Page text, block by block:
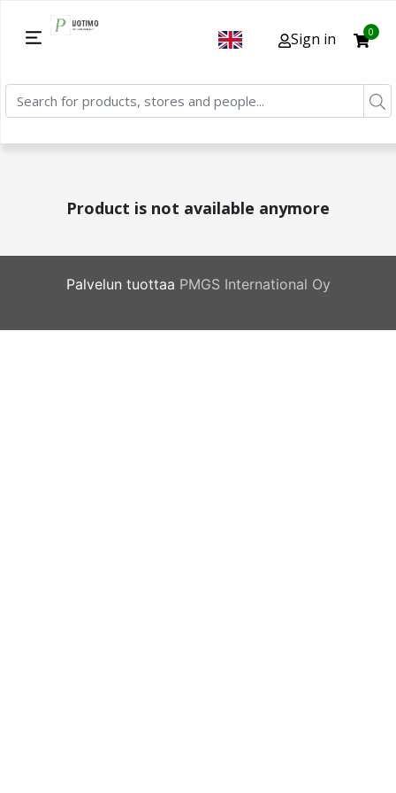
Sign in 0
Product is not available anymore
Palvelun tuottaa PMGS International Oy